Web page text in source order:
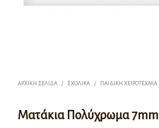
ΑΡΧΙΚΉ ΣΕΛΊΔΑ / ΣΧΟΛΙΚΆ / ΠΑΙΔΙΚΉ ΧΕΙΡΟΤΕΧΝΊΑ
Ματάκια Πολύχρωμα 7mm